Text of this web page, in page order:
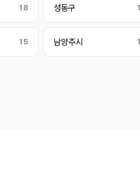
18 성동구
15 남양주시